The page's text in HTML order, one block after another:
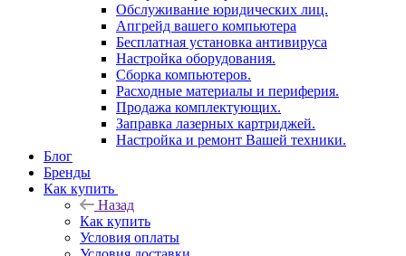
Обслуживание юридических лиц.
Апгрейд вашего компьютера
Бесплатная установка антивируса
Настройка оборудования.
Сборка компьютеров.
Расходные материалы и периферия.
Продажа комплектующих.
Заправка лазерных картриджей.
Настройка и ремонт Вашей техники.
Блог
Бренды
Как купить
Назад
Как купить
Условия оплаты